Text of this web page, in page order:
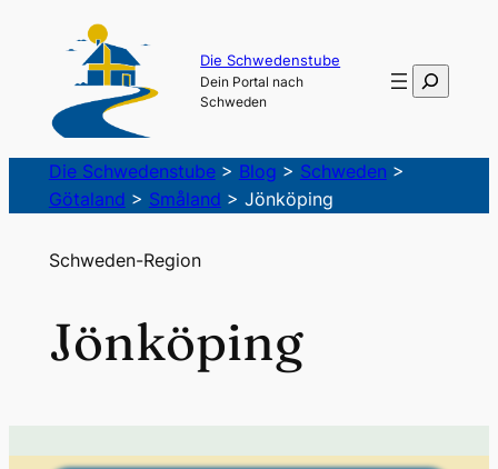
Die Schwedenstube
Dein Portal nach
Schweden
Suchen
Die Schwedenstube> Blog > Schweden >
Götaland > Småland > Jönköping
Schweden-Region
Jönköping